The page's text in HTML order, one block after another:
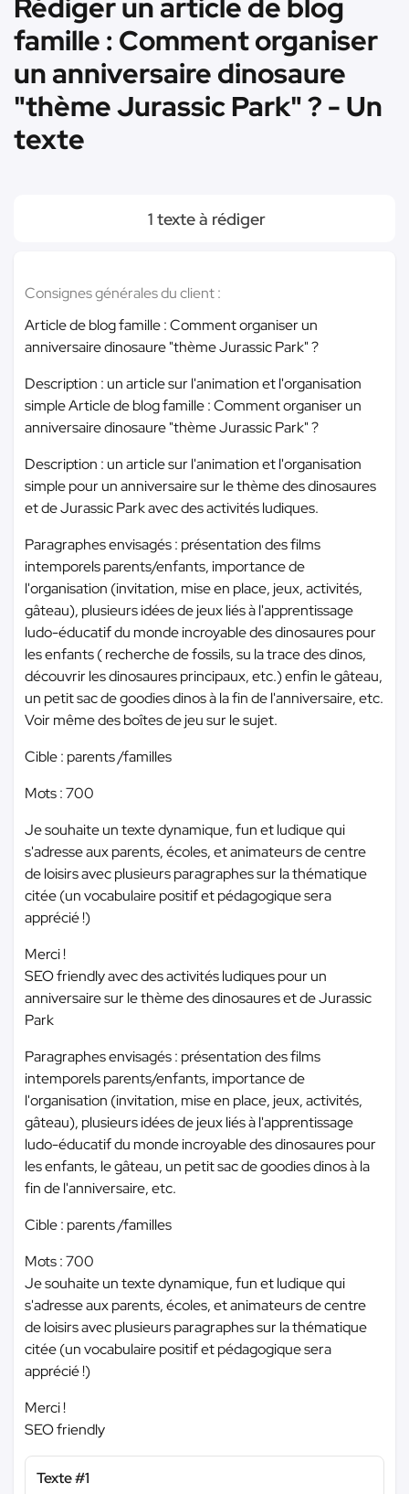
Rédiger un article de blog
famille : Comment organiser
un anniversaire dinosaure
"thème Jurassic Park" ? - Un
texte
1 texte à rédiger
Consignes générales du client :
Article de blog famille : Comment organiser un
anniversaire dinosaure "thème Jurassic Park" ?
Description : un article sur l'animation et l'organisation
simple Article de blog famille : Comment organiser un
anniversaire dinosaure "thème Jurassic Park" ?
Description : un article sur l'animation et l'organisation
simple pour un anniversaire sur le thème des dinosaures
et de Jurassic Park avec des activités ludiques.
Paragraphes envisagés : présentation des films
intemporels parents/enfants, importance de
l'organisation (invitation, mise en place, jeux, activités,
gâteau), plusieurs idées de jeux liés à l'apprentissage
ludo-éducatif du monde incroyable des dinosaures pour
les enfants ( recherche de fossils, su la trace des dinos,
découvrir les dinosaures principaux, etc.) enfin le gâteau,
un petit sac de goodies dinos à la fin de l'anniversaire, etc.
Voir même des boîtes de jeu sur le sujet.
Cible : parents /familles
Mots : 700
Je souhaite un texte dynamique, fun et ludique qui
s'adresse aux parents, écoles, et animateurs de centre
de loisirs avec plusieurs paragraphes sur la thématique
citée (un vocabulaire positif et pédagogique sera
apprécié !)
Merci !
SEO friendly avec des activités ludiques pour un
anniversaire sur le thème des dinosaures et de Jurassic
Park
Paragraphes envisagés : présentation des films
intemporels parents/enfants, importance de
l'organisation (invitation, mise en place, jeux, activités,
gâteau), plusieurs idées de jeux liés à l'apprentissage
ludo-éducatif du monde incroyable des dinosaures pour
les enfants, le gâteau, un petit sac de goodies dinos à la
fin de l'anniversaire, etc.
Cible : parents /familles
Mots : 700
Je souhaite un texte dynamique, fun et ludique qui
s'adresse aux parents, écoles, et animateurs de centre
de loisirs avec plusieurs paragraphes sur la thématique
citée (un vocabulaire positif et pédagogique sera
apprécié !)
Merci !
SEO friendly
Texte #1